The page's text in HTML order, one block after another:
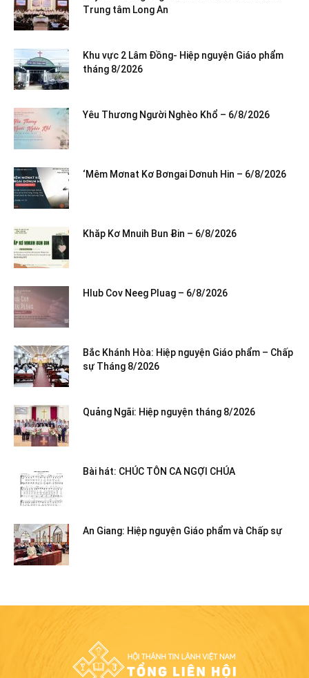
Trung tâm Long An
Khu vực 2 Lâm Đồng- Hiệp nguyện Giáo phẩm
tháng 8/2026
Yêu Thương Người Nghèo Khổ – 6/8/2026
‘Mêm Mơnat Kơ Bơngai Dơnuh Hin – 6/8/2026
Khăp Kơ Mnuih Bun Ƀin – 6/8/2026
Hlub Cov Neeg Pluag – 6/8/2026
Bắc Khánh Hòa: Hiệp nguyện Giáo phẩm – Chấp
sự Tháng 8/2026
Quảng Ngãi: Hiệp nguyện tháng 8/2026
Bài hát: CHÚC TÔN CA NGỢI CHÚA
An Giang: Hiệp nguyện Giáo phẩm và Chấp sự